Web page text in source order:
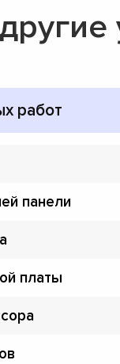
работ
панели
платы